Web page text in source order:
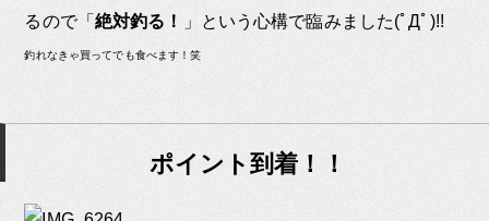
るので「 絶対釣る！ 」という心構で臨みました(ﾟДﾟ)!!
釣れなきゃ買ってでも食べます！笑
ポイント到着！！